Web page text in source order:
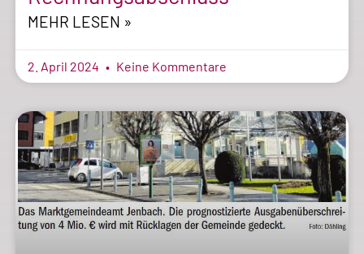
MEHR LESEN »
2. April 2024 Keine Kommentare